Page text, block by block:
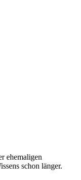
ehemaligen
schon länger.